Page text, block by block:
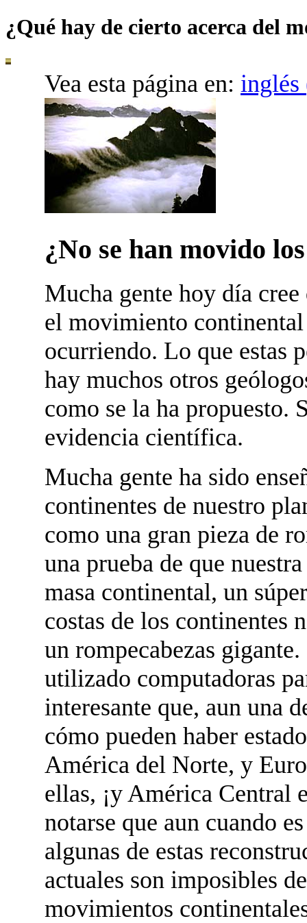
¿Qué hay de cierto acerca del
Vea esta página en:
¿No se han movido
Mucha gente hoy día
el movimiento
ocurriendo. Lo que estas
hay muchos otros
como se la ha propuesto.
evidencia científica.
Mucha gente ha sido
continentes de nuestro
como una gran pieza de
una prueba de que
masa continental, un
costas de los continentes
un rompecabezas
utilizado computadoras
interesante que, aun una
cómo pueden haber
América del Norte, y
ellas, ¡y América Central
notarse que aun cuando
algunas de estas
actuales son imposibles
movimientos